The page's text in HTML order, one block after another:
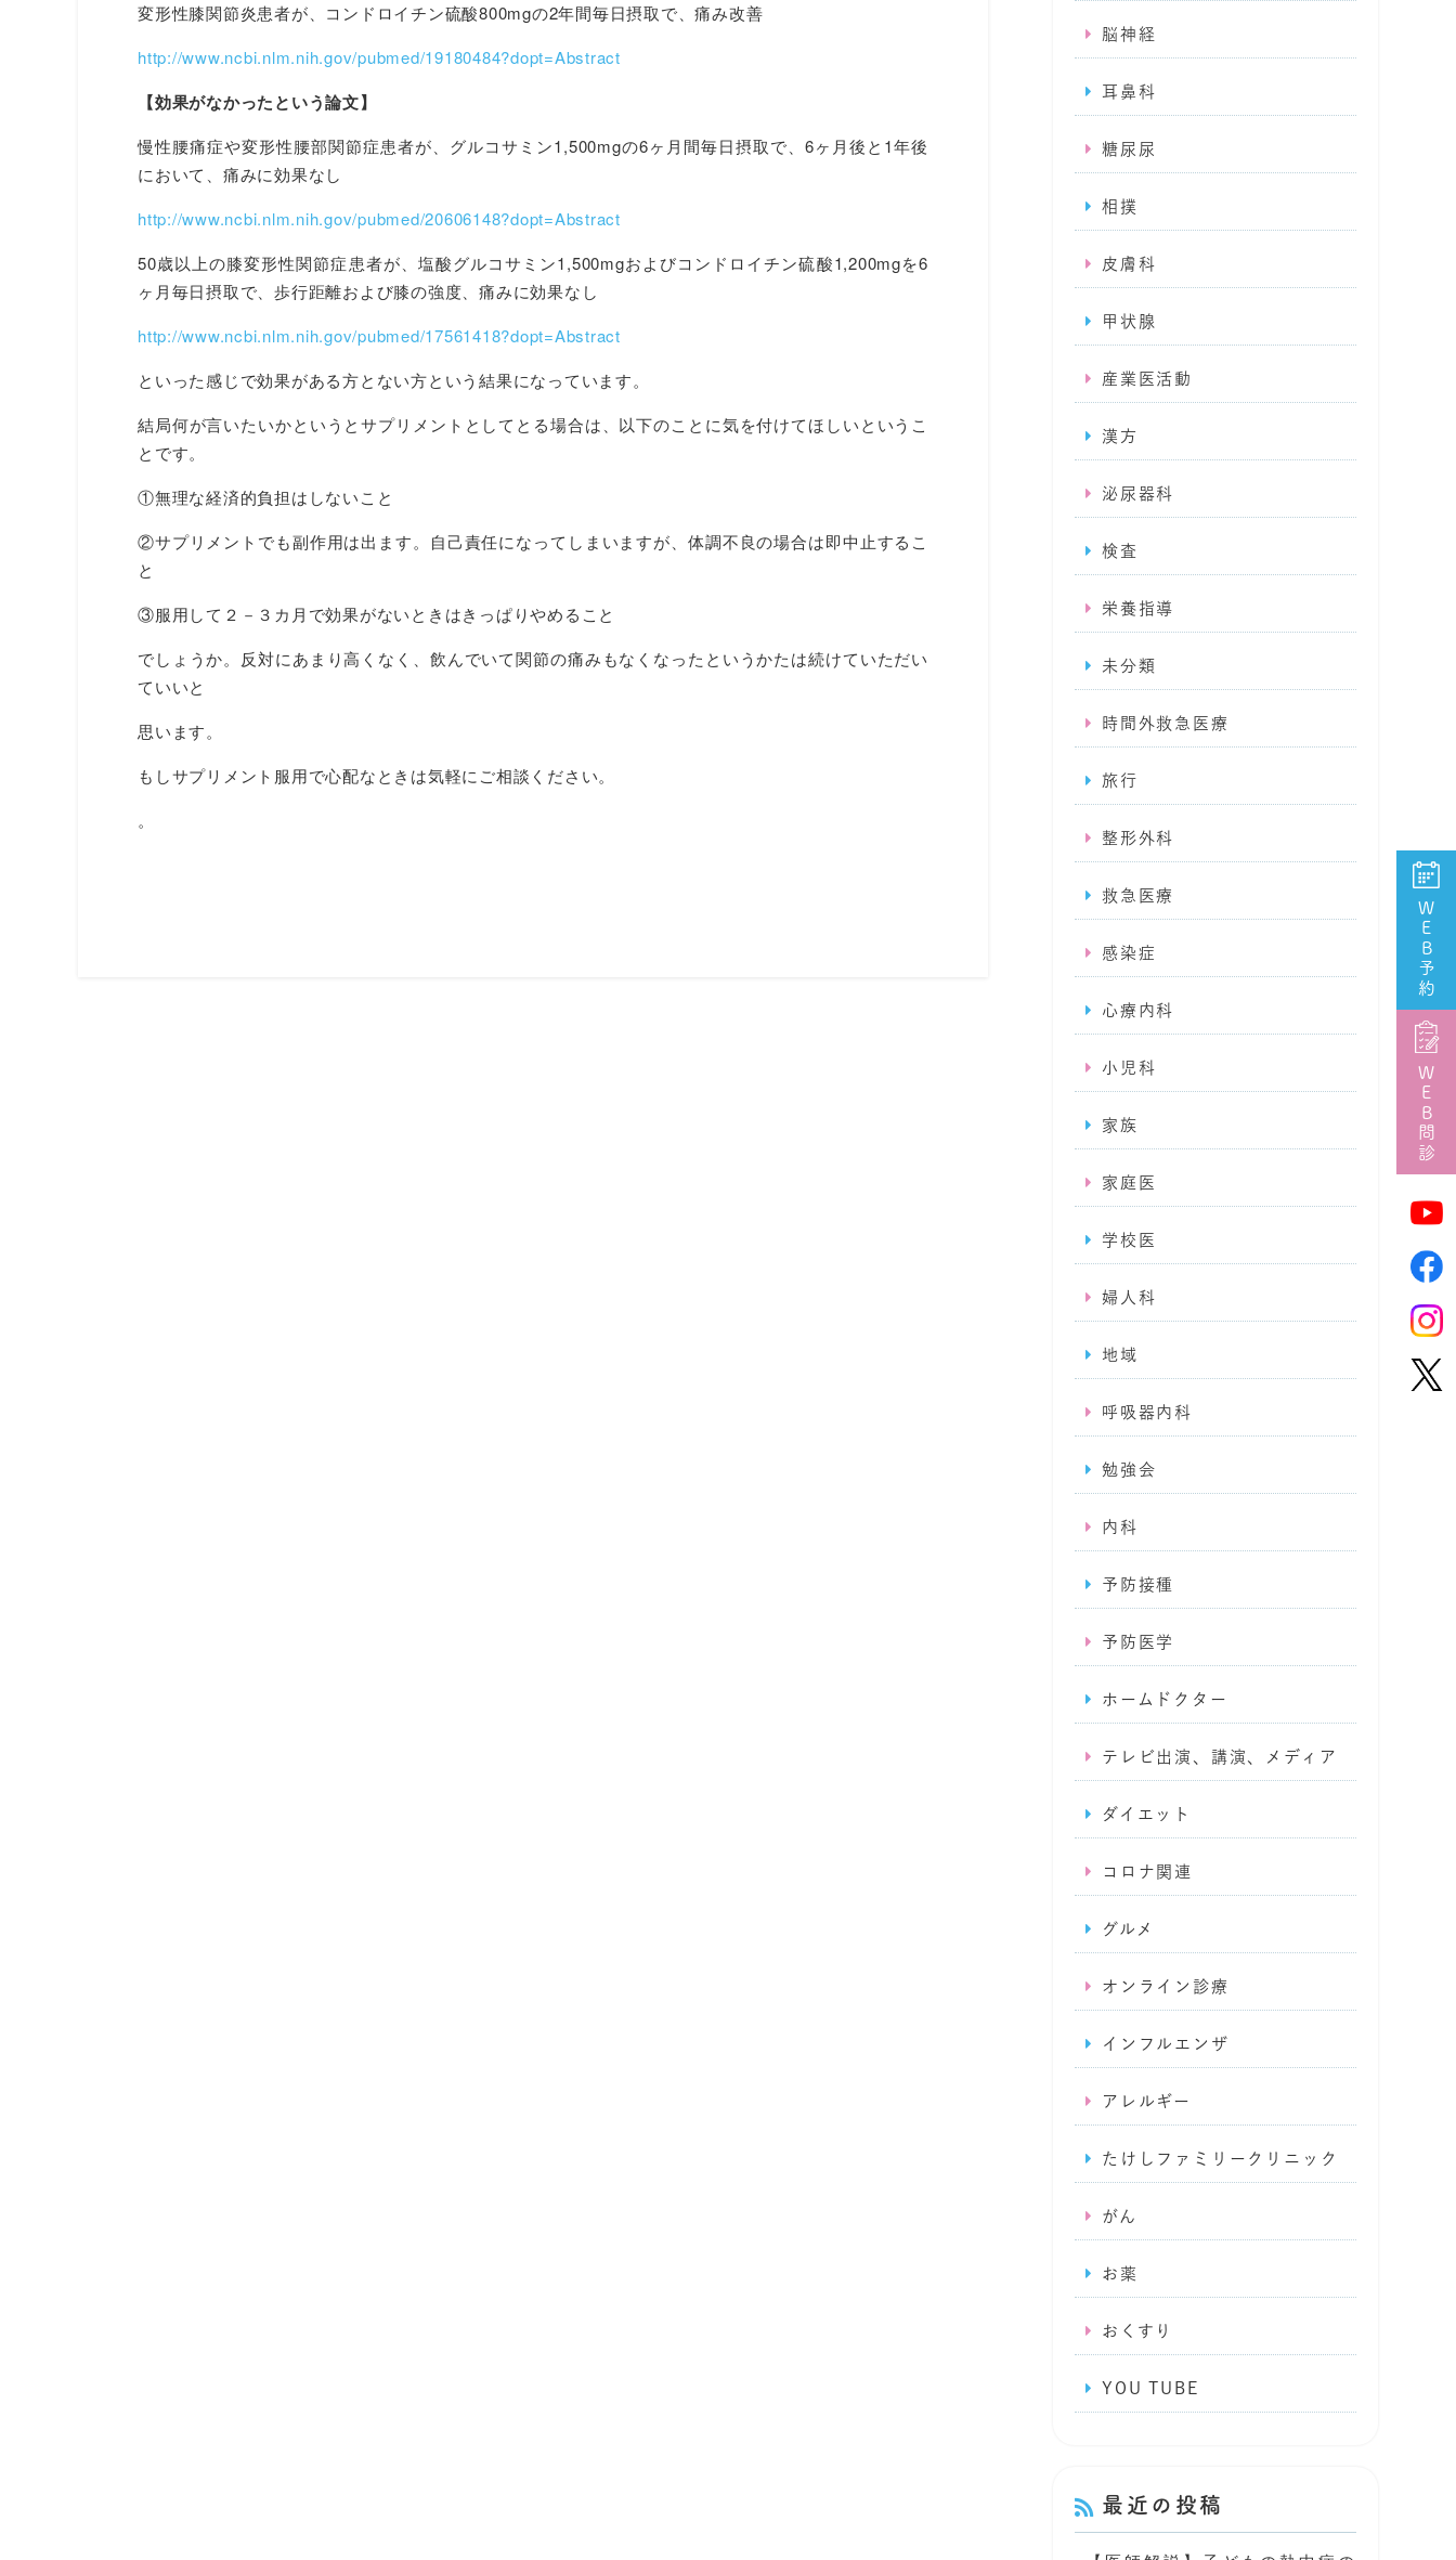
WEB予約
WEB問診
変形性膝関節炎患者が、コンドロイチン硫酸800mgの2年間毎日摂取で、痛み改善
http://www.ncbi.nlm.nih.gov/pubmed/19180484?dopt=Abstract
【効果がなかったという論文】
慢性腰痛症や変形性腰部関節症患者が、グルコサミン1,500mgの6ヶ月間毎日摂取で、6ヶ月後と1年後
において、痛みに効果なし
http://www.ncbi.nlm.nih.gov/pubmed/20606148?dopt=Abstract
50歳以上の膝変形性関節症患者が、塩酸グルコサミン1,500mgおよびコンドロイチン硫酸1,200mgを6
ヶ月毎日摂取で、歩行距離および膝の強度、痛みに効果なし
http://www.ncbi.nlm.nih.gov/pubmed/17561418?dopt=Abstract
といった感じで効果がある方とない方という結果になっています。
結局何が言いたいかというとサプリメントとしてとる場合は、以下のことに気を付けてほしいというこ
とです。
①無理な経済的負担はしないこと
②サプリメントでも副作用は出ます。自己責任になってしまいますが、体調不良の場合は即中止するこ
と
③服用して２－３カ月で効果がないときはきっぱりやめること
でしょうか。反対にあまり高くなく、飲んでいて関節の痛みもなくなったというかたは続けていただい
ていいと
思います。
もしサプリメント服用で心配なときは気軽にご相談ください。
。
脳神経
耳鼻科
糖尿尿
相撲
皮膚科
甲状腺
産業医活動
漢方
泌尿器科
検査
栄養指導
未分類
時間外救急医療
旅行
整形外科
救急医療
感染症
心療内科
小児科
家族
家庭医
学校医
婦人科
地域
呼吸器内科
勉強会
内科
予防接種
予防医学
ホームドクター
テレビ出演、講演、メディア
ダイエット
コロナ関連
グルメ
オンライン診療
インフルエンザ
アレルギー
たけしファミリークリニック
がん
お薬
おくすり
YOU TUBE
最近の投稿